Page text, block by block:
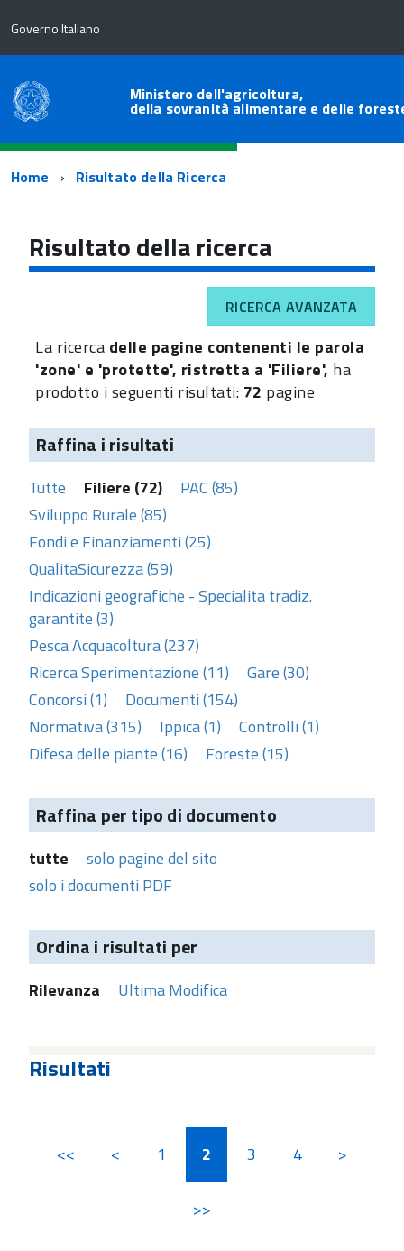
Governo Italiano
Ministero dell'agricoltura,
della sovranità alimentare e delle
Percorso
navigazione
Home Risultato della Ricerca
Risultato della ricerca
RICERCA AVANZATA
La ricerca delle pagine contenenti le parola
'zone' e 'protette', ristretta a 'Filiere', ha
prodotto i seguenti risultati: 72 pagine
Raffina i risultati
Tutte Filiere (72)
PAC (85)
Sviluppo Rurale (85)
Fondi e Finanziamenti (25)
QualitaSicurezza (59)
Indicazioni geografiche - Specialita tradiz.
garantite (3)
Pesca Acquacoltura (237)
Ricerca Sperimentazione (11)
Gare (30)
Concorsi (1)
Documenti (154)
Normativa (315)
Ippica (1)
Controlli (1)
Difesa delle piante (16)
Foreste (15)
Raffina per tipo di documento
tutte
solo pagine del sito
solo i documenti PDF
Ordina i risultati per
Rilevanza Ultima Modifica
Risultati
<< < 1 2 3 4 >
>>